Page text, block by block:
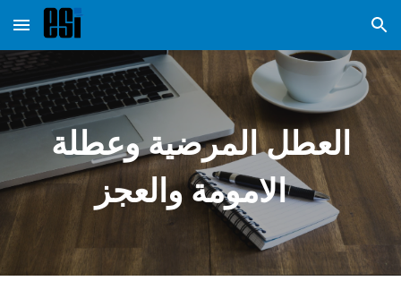
Skip to main content Skip to navigation
العطل المرضية وعطلة
الامومة والعجز